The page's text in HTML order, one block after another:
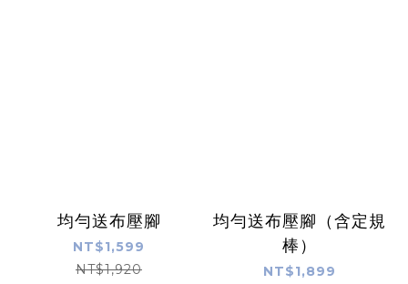
均勻送布壓腳
NT$1,599
NT$1,920
均勻送布壓腳（含定規
棒）
NT$1,899